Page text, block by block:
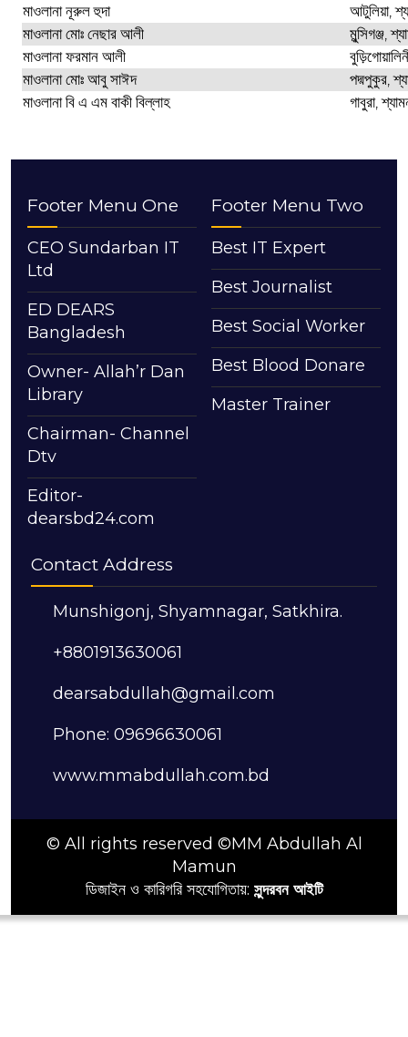
মাওলানা নূরুল হুদা
আটুলিয়া,
মাওলানা মোঃ নেছার আলী
মুন্সিগঞ্জ,
মাওলানা ফরমান আলী
মাওলানা মোঃ আবু সাঈদ
পদ্মপুকুর,
মাওলানা বি এ এম বাকী বিল্লাহ
গাবুরা,
Footer Menu One
CEO Sundarban IT
Ltd
ED DEARS
Bangladesh
Owner- Allah’r Dan
Library
Chairman- Channel
Dtv
Editor-
dearsbd24.com
Footer Menu Two
Best IT Expert
Best Journalist
Best Social Worker
Best Blood Donare
Master Trainer
Contact Address
Munshigonj, Shyamnagar, Satkhira.
+8801913630061
dearsabdullah@gmail.com
Phone: 09696630061
www.mmabdullah.com.bd
© All rights reserved ©MM Abdullah Al
Mamun
ডিজাইন ও কারিগরি সহযোগিতায়: সুন্দরবন আইটি